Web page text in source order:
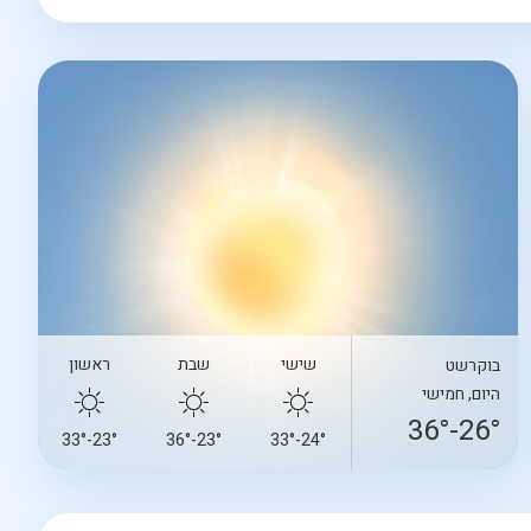
בוקרשט
היום, חמישי
26°-36°
שישי
24°-33°
שבת
23°-36°
ראשון
23°-33°